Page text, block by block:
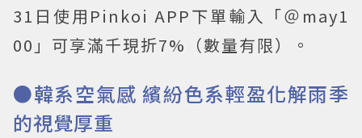
31日使用Pinkoi APP下單輸入「＠may1
00」可享滿千現折7%（數量有限）。
●韓系空氣感 繽紛色系輕盈化解雨季
的視覺厚重